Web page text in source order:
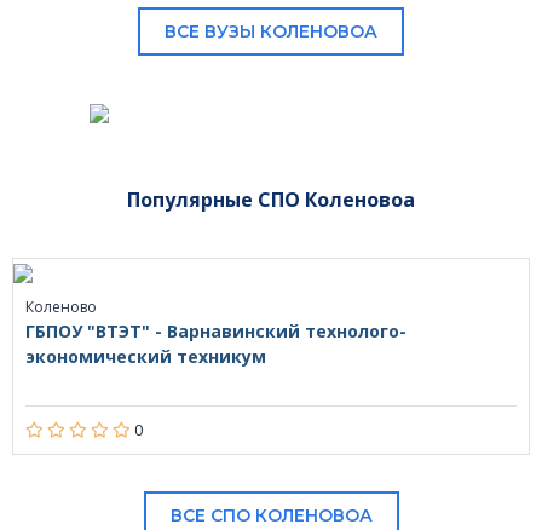
ВСЕ ВУЗЫ КОЛЕНОВОА
Популярные СПО Коленовоа
Коленово
ГБПОУ "ВТЭТ" - Варнавинский технолого-
экономический техникум
0
ВСЕ СПО КОЛЕНОВОА